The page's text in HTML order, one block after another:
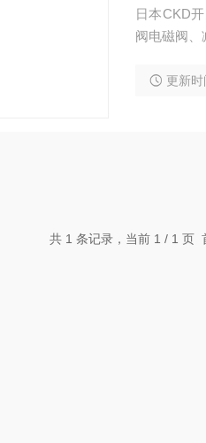
日本CKD开
阀电磁阀、
更新
共 1 条记录，当前 1 / 1